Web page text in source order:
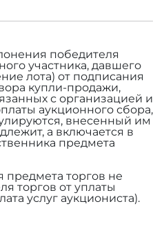
победителя
участника, давшего
лота) от подписания
купли-продажи,
с организацией и
аукционного сбора,
внесенный им
а включается в
предмета
предмета торгов не
торгов от уплаты
услуг аукциониста).